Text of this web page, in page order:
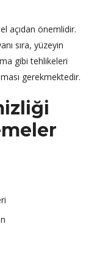
açıdan önemlidir.
sıra, yüzeyin
gibi tehlikeleri
gerekmektedir.